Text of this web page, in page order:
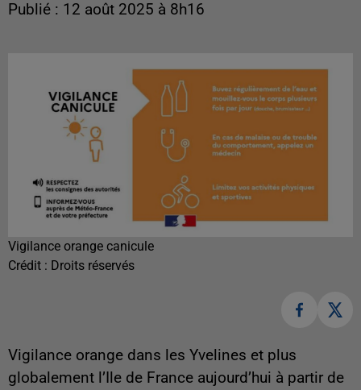
Publié : 12 août 2025 à 8h16
Vigilance orange canicule
Crédit : Droits réservés
Vigilance orange dans les Yvelines et plus
globalement l’Ile de France aujourd’hui à partir de